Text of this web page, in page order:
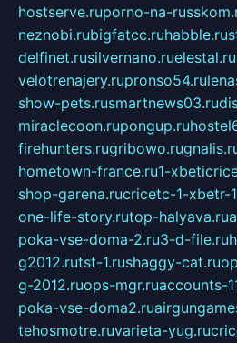
hostserve.ruporno-na-
neznobi.rubigfatcc.ruhabble.ru
delfinet.rusilvernano.ruelestal.ru
velotrenajery.rupronso54.ru
show-pets.rusmartnews03.ru
miraclecoon.rupongup.ru
firehunters.rugribowo.ru
hometown-france.ru1-
shop-garena.rucricetc-1-xbetr-
one-life-story.rutop-halyava.ru
poka-vse-doma-2.ru3-d-file.ru
g2012.rutst-1.rushaggy-cat.ru
g-2012.ruops-mgr.ruaccounts-
poka-vse-doma2.ru
tehosmotre.ruvarieta-yug.ru